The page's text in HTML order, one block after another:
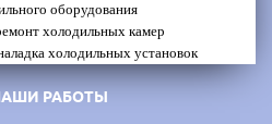
оборудования
холодильных камер
холодильных установок
РАБОТЫ